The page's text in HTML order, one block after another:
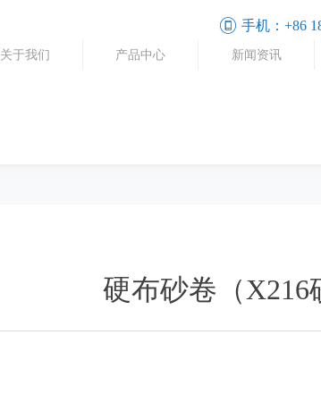
关于我们 产品中心 新闻资讯
手机： +86
硬布砂卷（X216